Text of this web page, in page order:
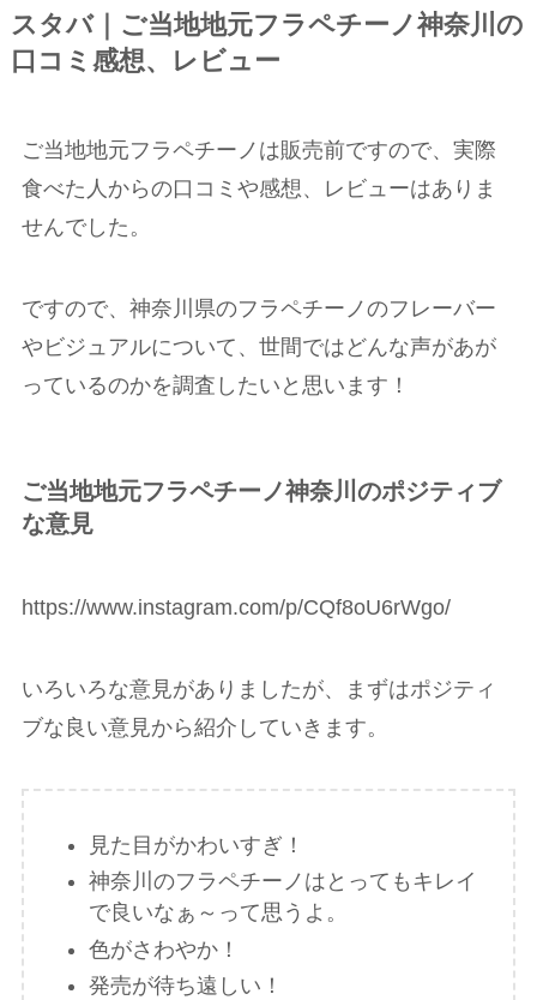
スタバ｜ご当地地元フラペチーノ神奈川の
口コミ感想、レビュー
ご当地地元フラペチーノは販売前ですので、実際
食べた人からの口コミや感想、レビューはありま
せんでした。
ですので、神奈川県のフラペチーノのフレーバー
やビジュアルについて、世間ではどんな声があが
っているのかを調査したいと思います！
ご当地地元フラペチーノ神奈川のポジティブ
な意見
https://www.instagram.com/p/CQf8oU6rWgo/
いろいろな意見がありましたが、まずはポジティ
ブな良い意見から紹介していきます。
見た目がかわいすぎ！
神奈川のフラペチーノはとってもキレイ
で良いなぁ～って思うよ。
色がさわやか！
発売が待ち遠しい！